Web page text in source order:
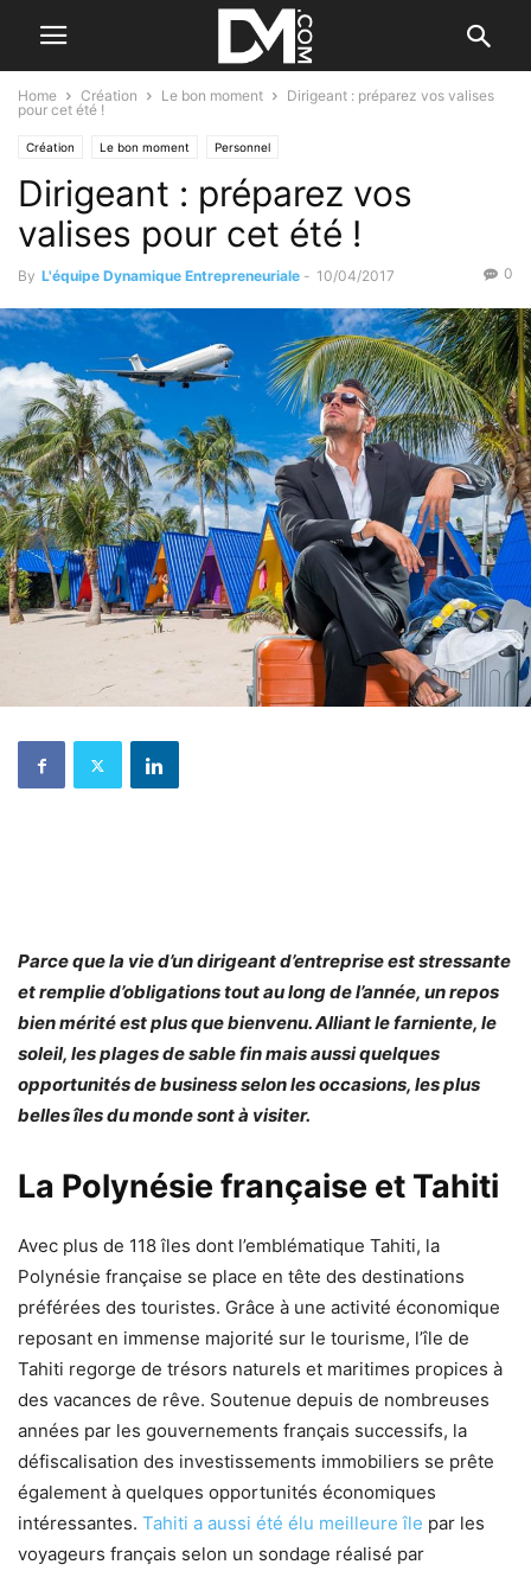
Home Création Le bon moment
Dirigeant : préparez vos valises
pour cet été !
Création Le bon moment Personnel
Dirigeant : préparez vos
valises pour cet été !
By L'équipe Dynamique Entrepreneuriale - 10/04/2017 0
Parce que la vie d’un dirigeant d’entreprise est stressante
et remplie d’obligations tout au long de l’année, un repos
bien mérité est plus que bienvenu. Alliant le farniente, le
soleil, les plages de sable fin mais aussi quelques
opportunités de business selon les occasions, les plus
belles îles du monde sont à visiter.
La Polynésie française et Tahiti
Avec plus de 118 îles dont l’emblématique Tahiti, la
Polynésie française se place en tête des destinations
préférées des touristes. Grâce à une activité économique
reposant en immense majorité sur le tourisme, l’île de
Tahiti regorge de trésors naturels et maritimes propices à
des vacances de rêve. Soutenue depuis de nombreuses
années par les gouvernements français successifs, la
défiscalisation des investissements immobiliers se prête
également à quelques opportunités économiques
intéressantes. Tahiti a aussi été élu meilleure île par les
voyageurs français selon un sondage réalisé par